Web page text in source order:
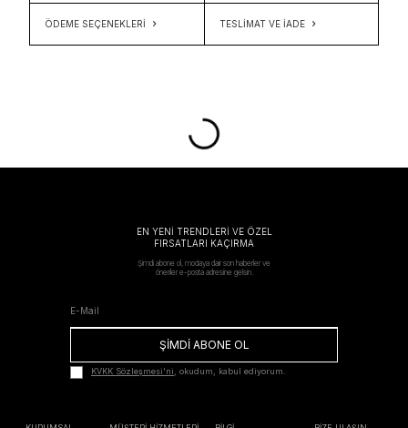
ÖDEME SEÇENEKLERI TESLIMAT VE İADE
EN YENİ TRENDLERİ VE ÖZEL
FIRSATLARI KAÇIRMA
Şimdi abone ol, modaya dair son haberler ve
öneriler e-posta adresine gelsin.
ŞİMDİ ABONE OL
KVKK Sözleşmesi'ni, okudum, kabul ediyorum.